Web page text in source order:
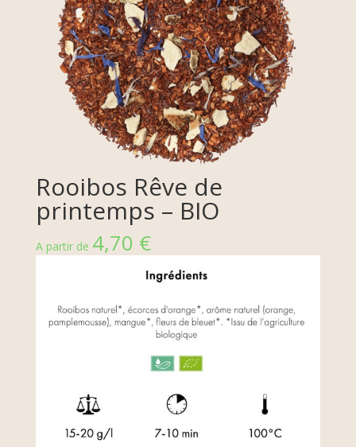
Rooibos Rêve de
printemps – BIO
A partir de 4,70 €